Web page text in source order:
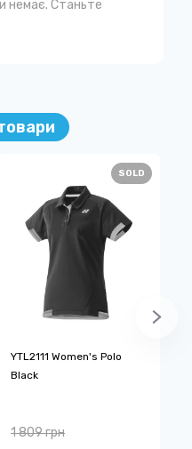
немає. Станьте
SOLD
YTL2111 Women's Polo
Black
1 809 грн